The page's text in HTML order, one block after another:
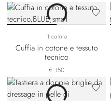
1 colore
Cuffia in cotone e tessuto
tecnico
€ 150